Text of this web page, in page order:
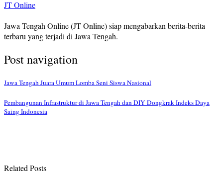
JT Online
Jawa Tengah Online (JT Online) siap mengabarkan berita-berita
terbaru yang terjadi di Jawa Tengah.
Post navigation
Jawa Tengah Juara Umum Lomba Seni Siswa Nasional
Pembangunan Infrastruktur di Jawa Tengah dan DIY Dongkrak Indeks Daya
Saing Indonesia
Related Posts